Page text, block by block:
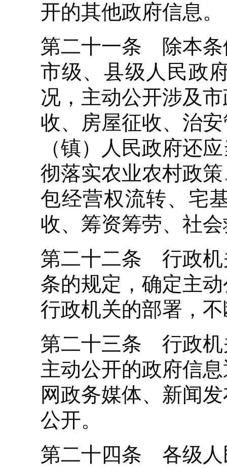
开的其他政府信息。
第二十一条 除本条
市级、县级人民政
况，主动公开涉及
收、房屋征收、治
（镇）人民政府还
彻落实农业农村政
包经营权流转、宅
收、筹资筹劳、社
第二十二条 行政机
条的规定，确定主
行政机关的部署，
第二十三条 行政机
主动公开的政府信
网政务媒体、新闻
公开。
第二十四条 各级人